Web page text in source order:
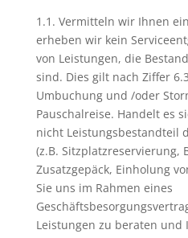
1.1. Vermitteln wir Ihnen
erheben wir kein
von Leistungen, die
sind. Dies gilt nach Ziffer
Umbuchung und /oder
Pauschalreise. Handelt es
nicht Leistungsbestandteil
(z.B. Sitzplatzreservierung,
Zusatzgepäck, Einholung
Sie uns im Rahmen eines
Leistungen zu beraten und